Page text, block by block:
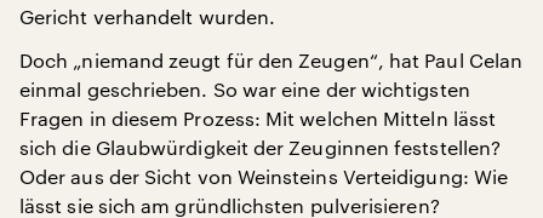
Gericht verhandelt wurden.
Doch „niemand zeugt für den Zeugen“, hat Paul Celan
einmal geschrieben. So war eine der wichtigsten
Fragen in diesem Prozess: Mit welchen Mitteln lässt
sich die Glaubwürdigkeit der Zeuginnen feststellen?
Oder aus der Sicht von Weinsteins Verteidigung: Wie
lässt sie sich am gründlichsten pulverisieren?